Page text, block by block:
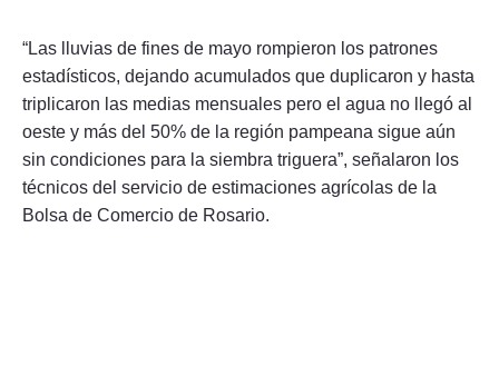
“Las lluvias de fines de mayo rompieron los patrones
estadísticos, dejando acumulados que duplicaron y hasta
triplicaron las medias mensuales pero el agua no llegó al
oeste y más del 50% de la región pampeana sigue aún
sin condiciones para la siembra triguera”, señalaron los
técnicos del servicio de estimaciones agrícolas de la
Bolsa de Comercio de Rosario.